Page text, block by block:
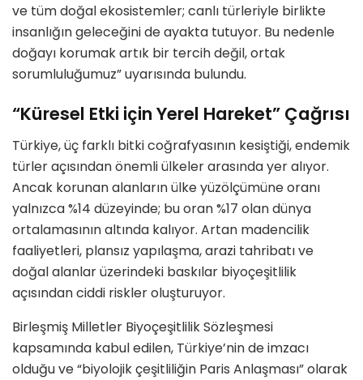
ve tüm doğal ekosistemler; canlı türleriyle birlikte
insanlığın geleceğini de ayakta tutuyor. Bu nedenle
doğayı korumak artık bir tercih değil, ortak
sorumluluğumuz” uyarısında bulundu.
“Küresel Etki için Yerel Hareket” Çağrısı
Türkiye, üç farklı bitki coğrafyasının kesiştiği, endemik
türler açısından önemli ülkeler arasında yer alıyor.
Ancak korunan alanların ülke yüzölçümüne oranı
yalnızca %14 düzeyinde; bu oran %17 olan dünya
ortalamasının altında kalıyor. Artan madencilik
faaliyetleri, plansız yapılaşma, arazi tahribatı ve
doğal alanlar üzerindeki baskılar biyoçeşitlilik
açısından ciddi riskler oluşturuyor.
Birleşmiş Milletler Biyoçeşitlilik Sözleşmesi
kapsamında kabul edilen, Türkiye’nin de imzacı
olduğu ve “biyolojik çeşitliliğin Paris Anlaşması” olarak